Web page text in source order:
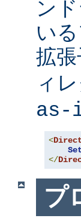
ン
い
拡張
ィ
as-
<
</
プ